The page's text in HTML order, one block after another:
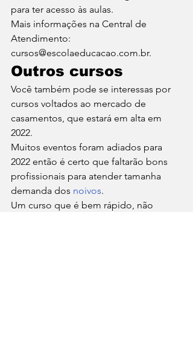
para ter acesso às aulas.
Mais informações na Central de
Atendimento:
cursos@escolaeducacao.com.br.
Outros cursos
Você também pode se interessas por
cursos voltados ao mercado de
casamentos, que estará em alta em
2022.
Muitos eventos foram adiados para
2022 então é certo que faltarão bons
profissionais para atender tamanha
demanda dos noivos.
Um curso que é bem rápido, não